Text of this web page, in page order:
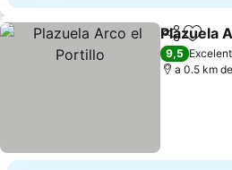
Partilhar
Plazuela
9,5
a 0.5 km